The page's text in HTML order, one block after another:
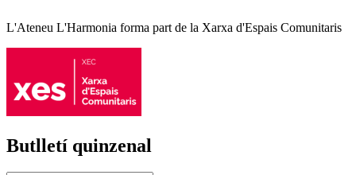
L'Ateneu L'Harmonia forma part de la Xarxa d'Espais Comunitaris
Butlletí quinzenal